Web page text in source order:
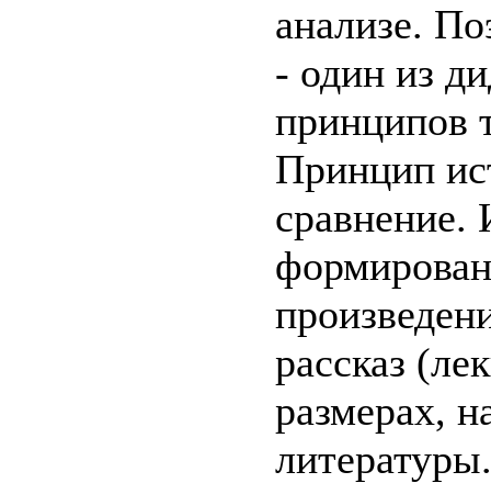
анализе.
- один из
принципов
Принцип
сравнение.
рассказ
размерах,